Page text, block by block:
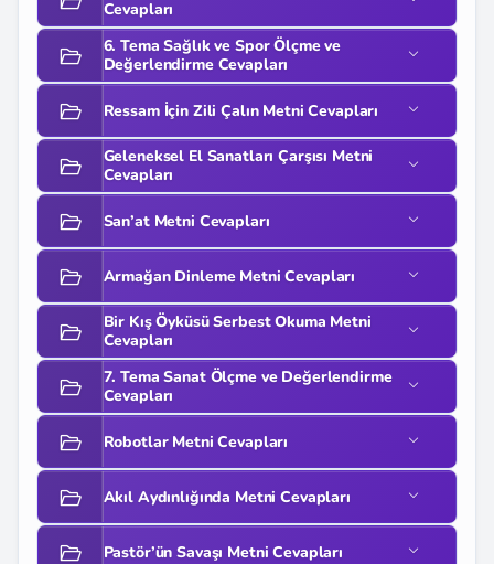
Cevapları
6. Tema Sağlık ve Spor Ölçme ve
Değerlendirme Cevapları
Ressam İçin Zili Çalın Metni Cevapları
Geleneksel El Sanatları Çarşısı Metni
Cevapları
San’at Metni Cevapları
Armağan Dinleme Metni Cevapları
Bir Kış Öyküsü Serbest Okuma Metni
Cevapları
7. Tema Sanat Ölçme ve Değerlendirme
Cevapları
Robotlar Metni Cevapları
Akıl Aydınlığında Metni Cevapları
Pastör’ün Savaşı Metni Cevapları